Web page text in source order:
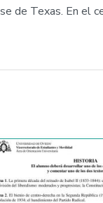
de Texas. En el